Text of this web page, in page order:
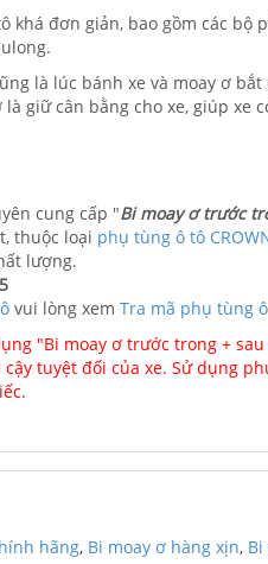
khá đơn giản, bao gồm các bộ
là lúc bánh xe và moay ơ
là giữ cân bằng cho xe, giúp xe
cung cấp "Bi moay ơ trước
thuộc loại phụ tùng ô tô
lượng.
vui lòng xem Tra mã phụ tùng
"Bi moay ơ trước trong +
tuyệt đối của xe. Sử dụng
hãng, Bi moay ơ hàng xịn,